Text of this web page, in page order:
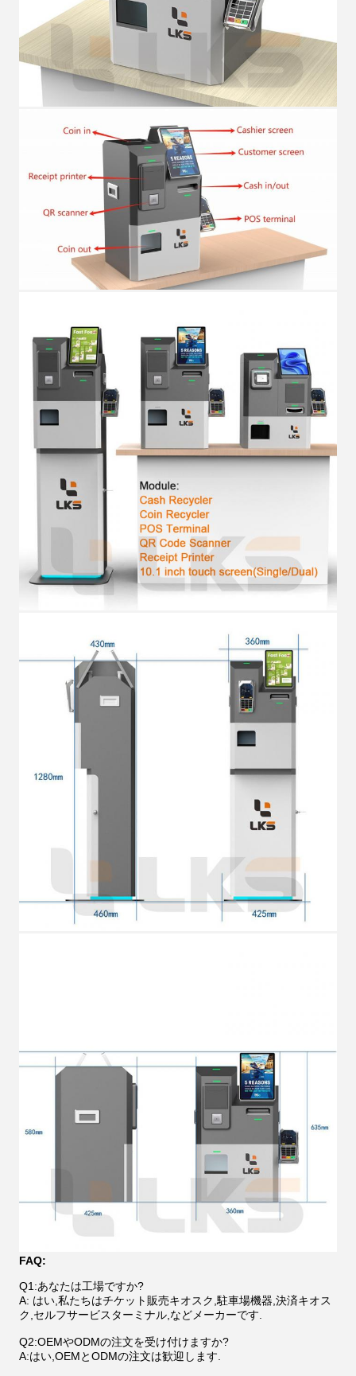
FAQ:
Q1:あなたは工場ですか?
A: はい,私たちはチケット販売キオスク,駐車場機器,決済キオス
ク,セルフサービスターミナル,などメーカーです.
Q2:OEMやODMの注文を受け付けますか?
A:はい,OEMとODMの注文は歓迎します.